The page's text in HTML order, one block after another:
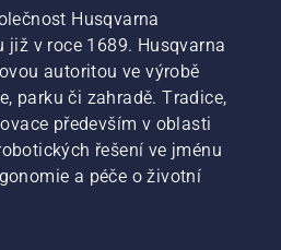
Husqvarna
již v roce 1689. Husqvarna
autoritou ve výrobě
parku či zahradě. Tradice,
především v oblasti
řešení ve jménu
a péče o životní